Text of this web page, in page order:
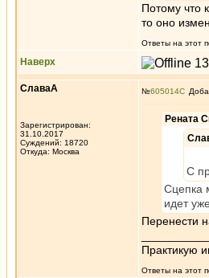
Потому что
то оно
Ответы на этот
Наверх
СлаваА
Зарегистрирован:
31.10.2017
Суждений: 18720
Откуда: Москва
№605014
Рената
С
Сцепка
идет
Перенести
Практикую
Ответы на этот